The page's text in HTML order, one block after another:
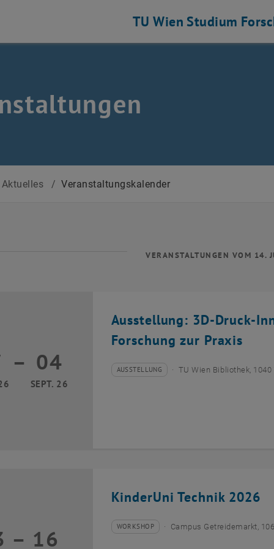
TU Wien Studium
Aktuelles / Veranstaltungskalender
VERANSTALTUNGEN VOM 14.
Ausstellung: 3D-Druck-
Forschung zur Praxis
17 März 2026 bis 04 September 2026
– 04
SEPT. 26
Veranstaltungstyp:
AUSSTELLUNG
Veranstaltungsort: TU Wien Bibliothek,
KinderUni Technik 2026
13 Juli 2026 bis 16 Juli 2026
– 16 Veranstaltungstyp:
WORKSHOP
Veranstaltungsort:Campus Getreidemarkt,